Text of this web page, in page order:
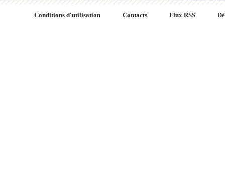
Conditions d'utilisation Contacts Flux RSS